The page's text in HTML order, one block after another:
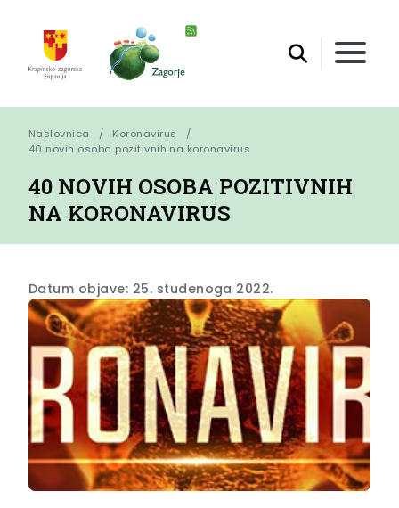
Naslovnica
Koronavirus
40 novih osoba pozitivnih na koronavirus
40 NOVIH OSOBA POZITIVNIH
NA KORONAVIRUS
Datum objave: 25. studenoga 2022.